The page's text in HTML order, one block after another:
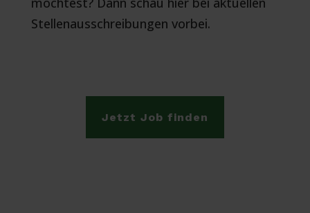
Stellenausschreibungen vorbei.
Jetzt Job finden